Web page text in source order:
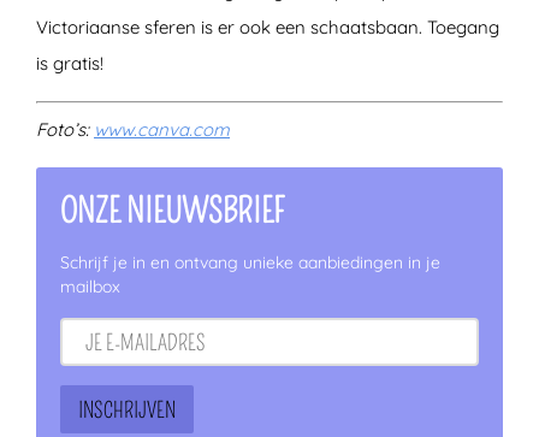
Victoriaanse sferen is er ook een schaatsbaan. Toegang
is gratis!
Foto’s: www.canva.com
ONZE NIEUWSBRIEF
Schrijf je in en ontvang unieke aanbiedingen in je
mailbox